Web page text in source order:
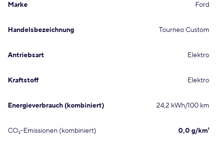
Marke Ford
Handelsbezeichnung Tourneo Custom
Antriebsart Elektro
Kraftstoff Elektro
Energieverbrauch (kombiniert) 24,2 kWh/100 km
CO₂-Emissionen (kombiniert) 0,0 g/km¹